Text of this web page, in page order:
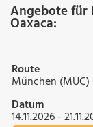
Angebote für
Oaxaca:
Route
München (MUC)
Datum
14.11.2026 -